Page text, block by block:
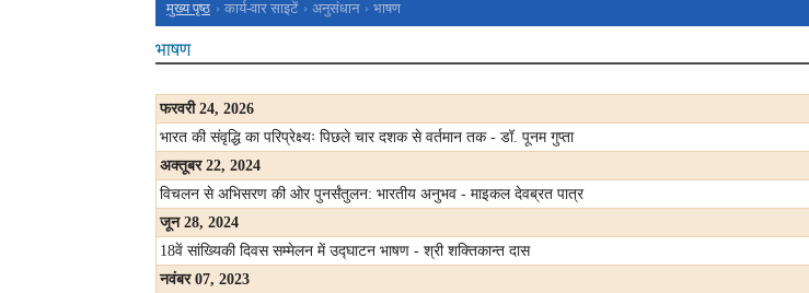
मुख्य पृष्ठ कार्य-वार साइटें अनुसंधान भाषण
भाषण
फरवरी24, 2026
भारत की संवृद्धि का परिप्रेक्ष्यः पिछले चार दशक से वर्तमान तक - डॉ. पूनम गुप्ता
अक्तूबर22, 2024
विचलन से अभिसरण की ओर पुनर्संतुलन: भारतीय अनुभव - माइकल देवब्रत पात्र
जून28, 2024
18वें सांख्यिकी दिवस सम्मेलन में उद्घाटन भाषण - श्री शक्तिकान्त दास
नवंबर07, 2023